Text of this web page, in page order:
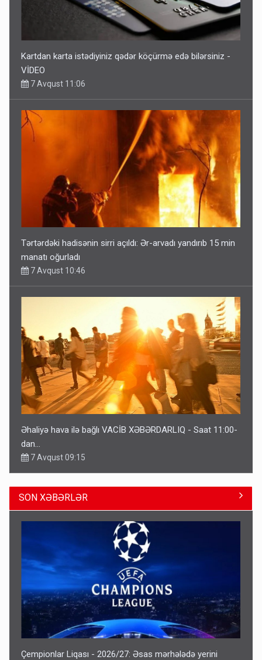
Kartdan karta istədiyiniz qədər köçürmə edə bilərsiniz -
VİDEO
7 Avqust 11:06
Tərtərdəki hadisənin sirri açıldı: Ər-arvadı yandırıb 15 min
manatı oğurladı
7 Avqust 10:46
Əhaliyə hava ilə bağlı VACİB XƏBƏRDARLIQ - Saat 11:00-
dan…
7 Avqust 09:15
Gedişi var, dönüşü yox: Bakı-Tbilisi-Bakı qatarına bilet
satışından böyük narazılıq
SON XƏBƏRLƏR
Çempionlar Liqası - 2026/27: Əsas mərhələdə yerini